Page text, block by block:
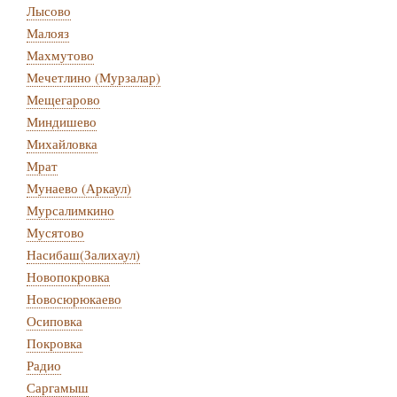
Лысово
Малояз
Махмутово
Мечетлино (Мурзалар)
Мещегарово
Миндишево
Михайловка
Мрат
Мунаево (Аркаул)
Мурсалимкино
Мусятово
Насибаш(Залихаул)
Новопокровка
Новосюрюкаево
Осиповка
Покровка
Радио
Саргамыш